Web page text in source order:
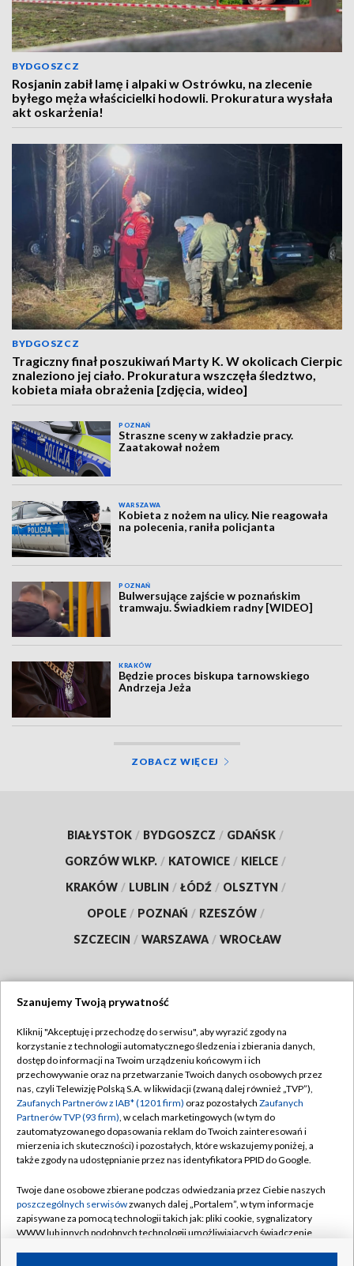
BYDGOSZCZ
Rosjanin zabił lamę i alpaki w Ostrówku, na zlecenie
byłego męża właścicielki hodowli. Prokuratura wysłała
akt oskarżenia!
BYDGOSZCZ
Tragiczny finał poszukiwań Marty K. W okolicach Cierpic
znaleziono jej ciało. Prokuratura wszczęła śledztwo,
kobieta miała obrażenia [zdjęcia, wideo]
POZNAŃ
Straszne sceny w zakładzie pracy.
Zaatakował nożem
WARSZAWA
Kobieta z nożem na ulicy. Nie reagowała
na polecenia, raniła policjanta
POZNAŃ
Bulwersujące zajście w poznańskim
tramwaju. Świadkiem radny [WIDEO]
KRAKÓW
Będzie proces biskupa tarnowskiego
Andrzeja Jeża
ZOBACZ WIĘCEJ
BIAŁYSTOK / BYDGOSZCZ / GDAŃSK /
GORZÓW WLKP. / KATOWICE / KIELCE /
KRAKÓW / LUBLIN / ŁÓDŹ / OLSZTYN /
OPOLE / POZNAŃ / RZESZÓW /
SZCZECIN / WARSZAWA / WROCŁAW
TVP
Abonament TVP
Emisja w TVP
Centrum informacji TVP
Naziemna Telewizja Cyfrowa
Rada Programowa
System NOS
Informacje o nadawcy
Regulamin TVP
Polityka prywatności
Moje zgody
Pomoc
Kontakt
Kanały
Szanujemy Twoją prywatność
Kliknij "Akceptuję i przechodzę do serwisu", aby wyrazić zgody na
korzystanie z technologii automatycznego śledzenia i zbierania danych,
dostęp do informacji na Twoim urządzeniu końcowym i ich
przechowywanie oraz na przetwarzanie Twoich danych osobowych przez
nas, czyli Telewizję Polską S.A. w likwidacji (zwaną dalej również „TVP”),
Zaufanych Partnerów z IAB* (1201 firm) oraz pozostałych Zaufanych
Partnerów TVP (93 firm), w celach marketingowych (w tym do
zautomatyzowanego dopasowania reklam do Twoich zainteresowań i
mierzenia ich skuteczności) i pozostałych, które wskazujemy poniżej, a
także zgody na udostępnianie przez nas identyfikatora PPID do Google.
Twoje dane osobowe zbierane podczas odwiedzania przez Ciebie naszych
poszczególnych serwisówzwanych dalej „Portalem”, w tym informacje
zapisywane za pomocą technologii takich jak: pliki cookie, sygnalizatory
WWW lub innych podobnych technologii umożliwiających świadczenie